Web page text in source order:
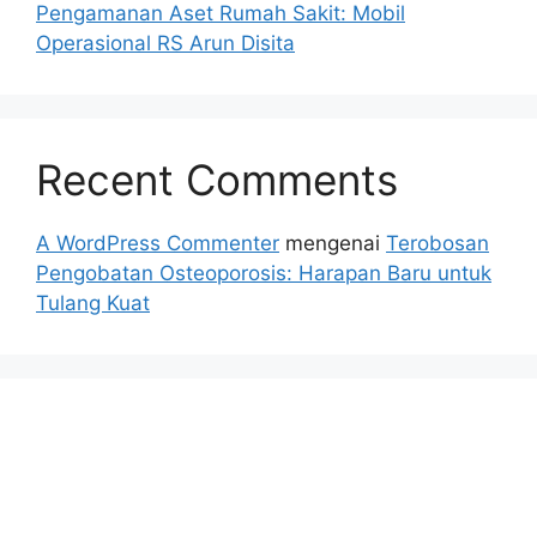
Pengamanan Aset Rumah Sakit: Mobil
Operasional RS Arun Disita
Recent Comments
A WordPress Commenter mengenai Terobosan
Pengobatan Osteoporosis: Harapan Baru untuk
Tulang Kuat